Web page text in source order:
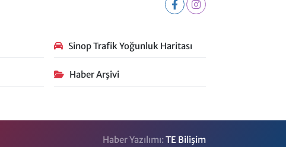
Sinop Trafik Yoğunluk Haritası
Haber Arşivi
Haber Yazılımı:TE Bilişim